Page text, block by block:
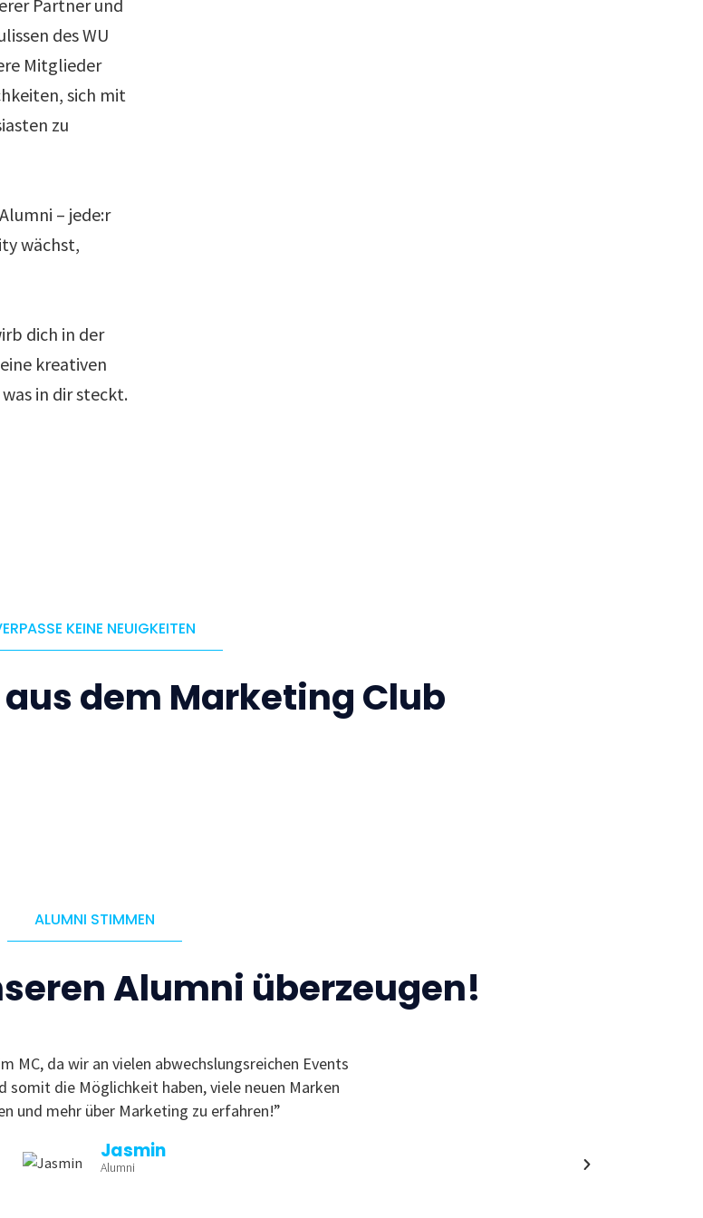
Partner und
des WU
Mitglieder
sich mit
zu
– jede:r
wächst,
dich in der
kreativen
in dir steckt.
KEINE NEUIGKEITEN
dem Marketing Club
ALUMNI STIMMEN
Alumni überzeugen!
MC, da wir an vielen abwechslungsreichen Events
somit die Möglichkeit haben, viele neuen Marken
und mehr über Marketing zu erfahren!”
Jasmin
Alumni